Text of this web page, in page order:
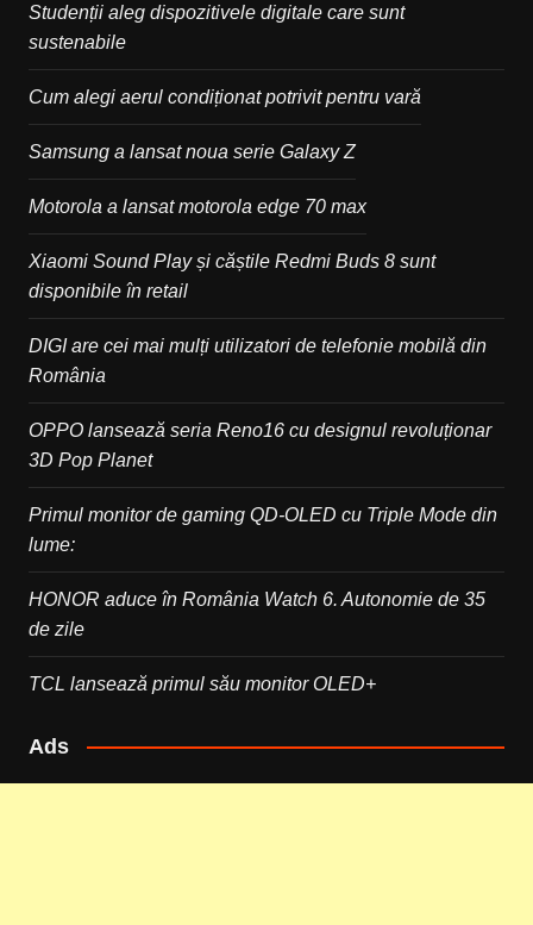
Studenții aleg dispozitivele digitale care sunt
sustenabile
Cum alegi aerul condiționat potrivit pentru vară
Samsung a lansat noua serie Galaxy Z
Motorola a lansat motorola edge 70 max
Xiaomi Sound Play și căștile Redmi Buds 8 sunt
disponibile în retail
DIGI are cei mai mulți utilizatori de telefonie mobilă din
România
OPPO lansează seria Reno16 cu designul revoluționar
3D Pop Planet
Primul monitor de gaming QD-OLED cu Triple Mode din
lume:
HONOR aduce în România Watch 6. Autonomie de 35
de zile
TCL lansează primul său monitor OLED+
Ads